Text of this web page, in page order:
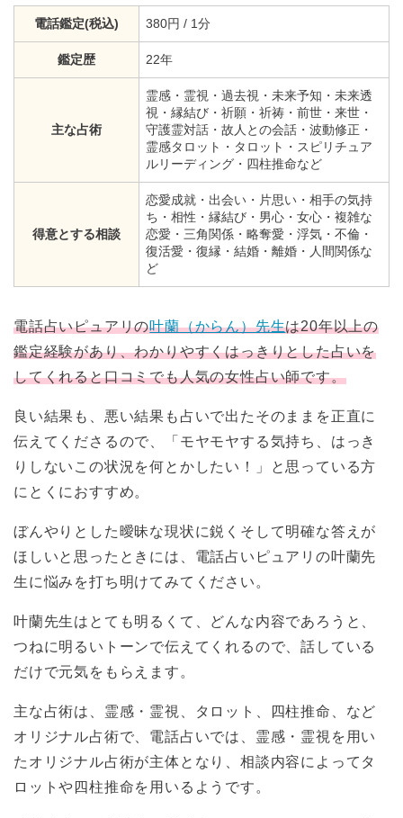
電話鑑定(税込) 380円 / 1分
鑑定歴 22年
主な占術
霊感・霊視・過去視・未来予知・未来透
視・縁結び・祈願・祈祷・前世・来世・
守護霊対話・故人との会話・波動修正・
霊感タロット・タロット・スピリチュア
ルリーディング・四柱推命など
得意とする相談
恋愛成就・出会い・片思い・相手の気持
ち・相性・縁結び・男心・女心・複雑な
恋愛・三角関係・略奪愛・浮気・不倫・
復活愛・復縁・結婚・離婚・人間関係な
ど
電話占いピュアリの叶蘭（からん）先生は20年以上の
鑑定経験があり、わかりやすくはっきりとした占いを
してくれると口コミでも人気の女性占い師です。
良い結果も、悪い結果も占いで出たそのままを正直に
伝えてくださるので、「モヤモヤする気持ち、はっき
りしないこの状況を何とかしたい！」と思っている方
にとくにおすすめ。
ぼんやりとした曖昧な現状に鋭くそして明確な答えが
ほしいと思ったときには、電話占いピュアリの叶蘭先
生に悩みを打ち明けてみてください。
叶蘭先生はとても明るくて、どんな内容であろうと、
つねに明るいトーンで伝えてくれるので、話している
だけで元気をもらえます。
主な占術は、霊感・霊視、タロット、四柱推命、など
オリジナル占術で、電話占いでは、霊感・霊視を用い
たオリジナル占術が主体となり、相談内容によってタ
ロットや四柱推命を用いるようです。